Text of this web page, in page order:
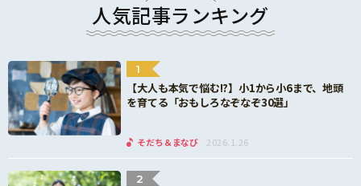
人気記事ランキング
1
【大人も本気で悩む!?】小1から小6まで、地頭
を育てる「おもしろなぞなぞ30選」
そだち＆まなび 2026.1.26
2